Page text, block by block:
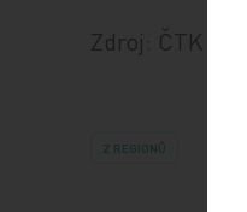
Zdroj: ČTK
Z REGIONŮ